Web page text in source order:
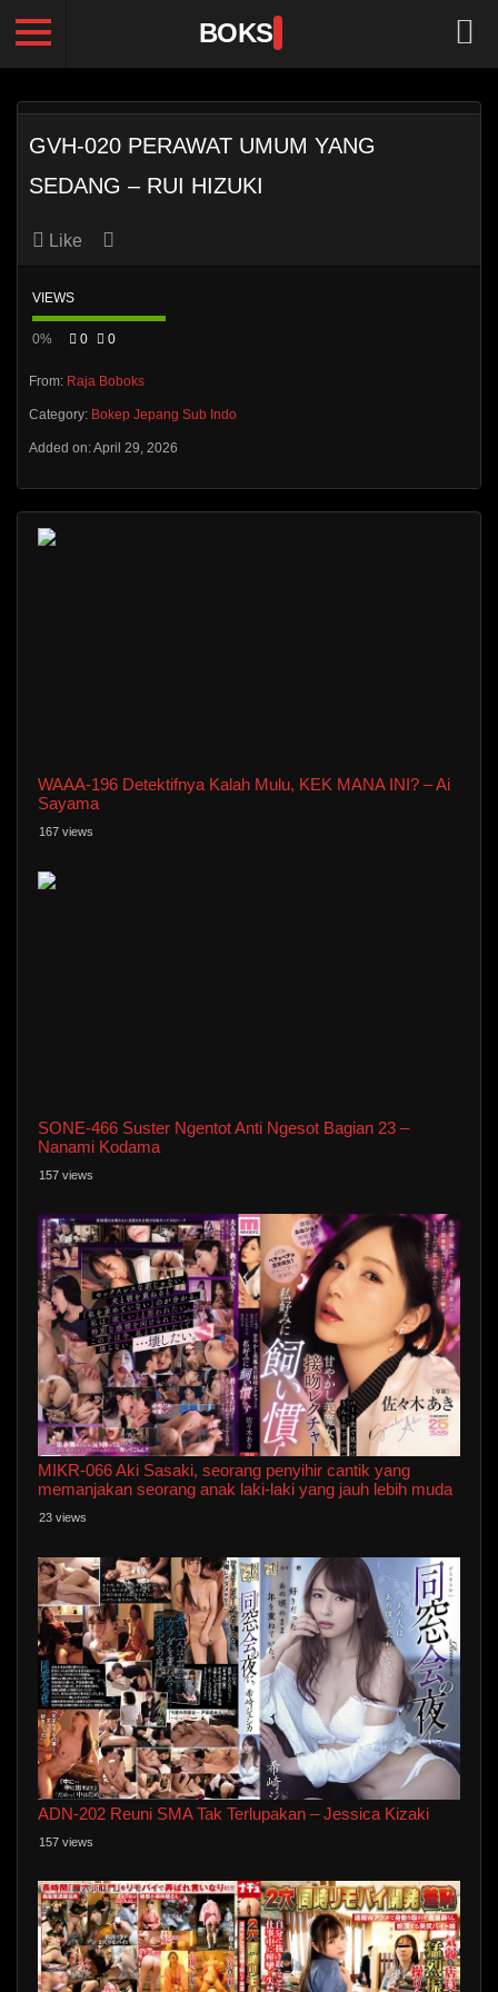
BOKS
GVH-020 PERAWAT UMUM YANG
SEDANG – RUI HIZUKI
Like
VIEWS
0% 0 0
From: Raja Boboks
Category: Bokep Jepang Sub Indo
Added on: April 29, 2026
WAAA-196 Detektifnya Kalah Mulu, KEK MANA INI? – Ai
Sayama
167 views
SONE-466 Suster Ngentot Anti Ngesot Bagian 23 –
Nanami Kodama
157 views
MIKR-066 Aki Sasaki, seorang penyihir cantik yang
memanjakan seorang anak laki-laki yang jauh lebih muda
memberinya pelajaran berciuman untuk menjinakkannya
23 views
ADN-202 Reuni SMA Tak Terlupakan – Jessica Kizaki
157 views